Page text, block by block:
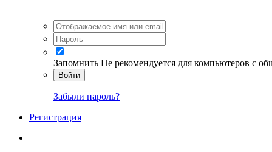
Запомнить Не рекомендуется для компьютеров с
Войти
Забыли пароль?
Регистрация